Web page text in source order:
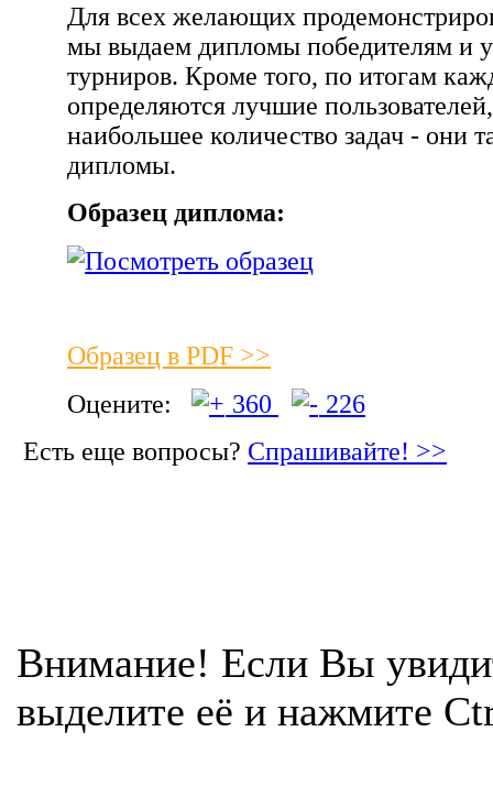
Для всех желающих
мы выдаем дипломы победителям и
турниров. Кроме того, по итогам
определяются лучшие
наибольшее количество задач - они
дипломы.
Образец диплома:
Образец в PDF >>
Оцените:
360
226
Есть еще вопросы? Спрашивайте! >>
Внимание! Если Вы
выделите её и нажмите